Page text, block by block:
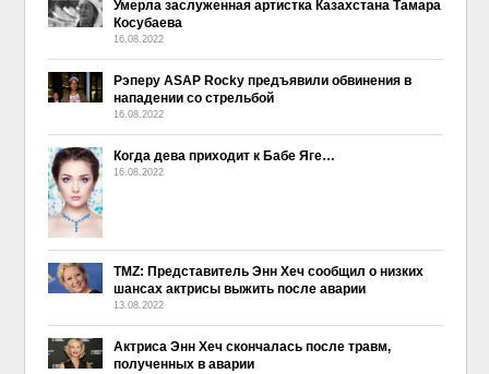
Умерла заслуженная артистка Казахстана Тамара
Косубаева
16.08.2022
Рэперу ASAP Rocky предъявили обвинения в
нападении со стрельбой
16.08.2022
Когда дева приходит к Бабе Яге…
16.08.2022
TMZ: Представитель Энн Хеч сообщил о низких
шансах актрисы выжить после аварии
13.08.2022
Актриса Энн Хеч скончалась после травм,
полученных в аварии